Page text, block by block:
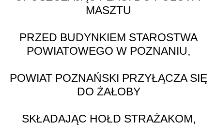
MASZTU
PRZED BUDYNKIEM STAROSTWA
POWIATOWEGO W POZNANIU,
POWIAT POZNAŃSKI PRZYŁĄCZA SIĘ
DO ŻAŁOBY
SKŁADAJĄC HOŁD STRAŻAKOM,